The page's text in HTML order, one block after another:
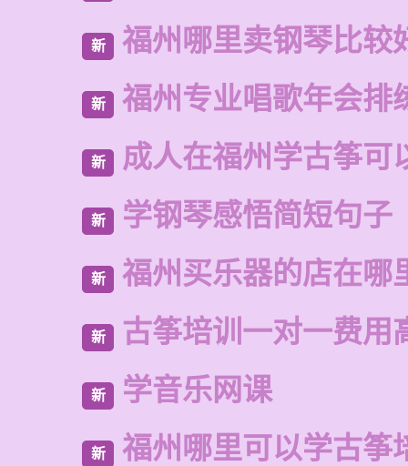
新 福州哪里卖钢琴比较
新 福州专业唱歌年会排
新 成人在福州学古筝可
新 学钢琴感悟简短句子
新 福州买乐器的店在哪
新 古筝培训一对一费用
新 学音乐网课
新 福州哪里可以学古筝